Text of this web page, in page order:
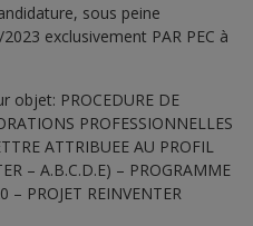
sous peine
exclusivement PAR PEC à
PROCEDURE DE
PROFESSIONNELLES
ATTRIBUEE AU PROFIL
– A.B.C.D.E) – PROGRAMME
– PROJET REINVENTER